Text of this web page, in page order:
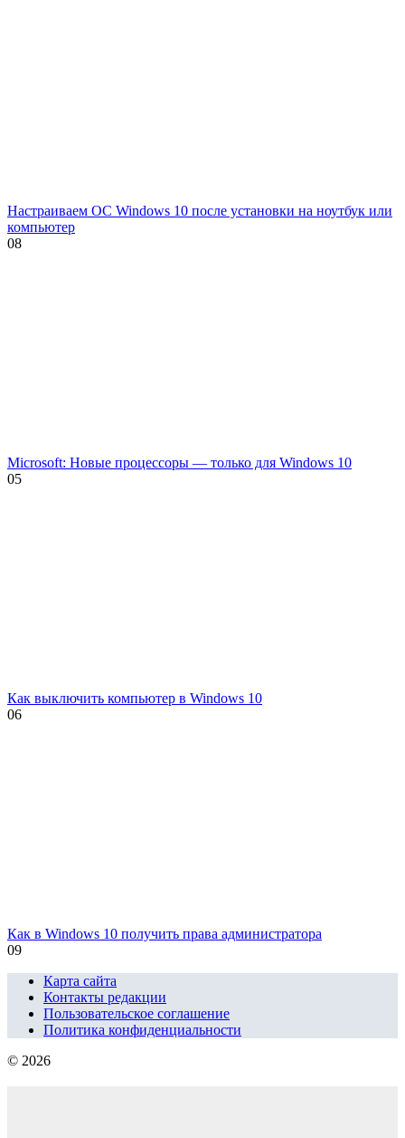
Настраиваем ОС Windows 10 после установки на ноутбук или
компьютер
08
Microsoft: Новые процессоры — только для Windows 10
05
Как выключить компьютер в Windows 10
06
Как в Windows 10 получить права администратора
09
Карта сайта
Контакты редакции
Пользовательское соглашение
Политика конфиденциальности
© 2026